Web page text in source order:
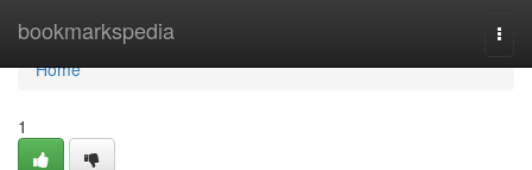
bookmarkspedia
Home
Home
1